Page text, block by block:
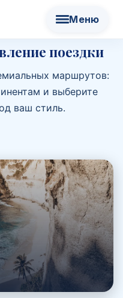
поездки
маршрутов:
и выберите
ваш стиль.